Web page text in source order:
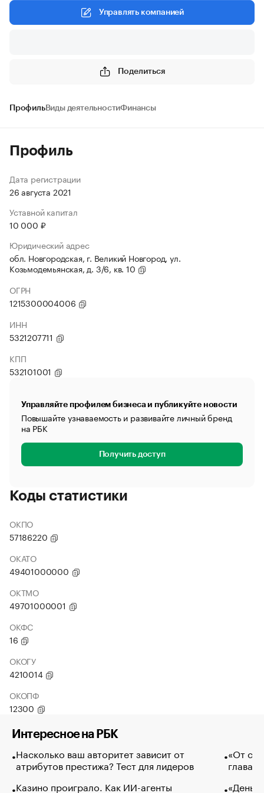
Управлять компанией
Поделиться
ПрофильВиды деятельностиФинансы
Профиль
Дата регистрации
26 августа 2021
Уставной капитал
10 000 ₽
Юридический адрес
обл. Новгородская, г. Великий Новгород, ул.
Козьмодемьянская, д. 3/6, кв. 10
ОГРН
1215300004006
ИНН
5321207711
КПП
532101001
Управляйте профилем бизнеса и публикуйте новости
Повышайте узнаваемость и развивайте личный бренд
на РБК
Получить доступ
Коды статистики
ОКПО
57186220
ОКАТО
49401000000
ОКТМО
49701000001
ОКФС
16
ОКОГУ
4210014
ОКОПФ
12300
Интересное на РБК
Насколько ваш авторитет зависит от
атрибутов престижа? Тест для лидеров
Казино проиграло. Как ИИ-агенты
«От
глава